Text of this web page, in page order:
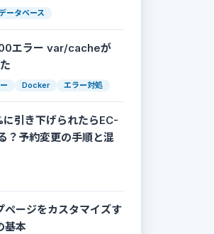
ータベース
エラー var/cacheが
Docker エラー対処
引き下げられたらEC-
？予約変更の手順と混
ページをカスタマイズす
基本